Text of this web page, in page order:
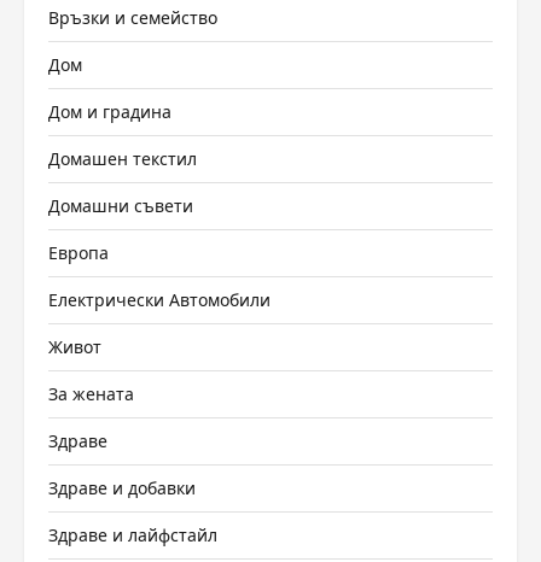
Връзки и семейство
Дом
Дом и градина
Домашен текстил
Домашни съвети
Европа
Електрически Автомобили
Живот
За жената
Здраве
Здраве и добавки
Здраве и лайфстайл